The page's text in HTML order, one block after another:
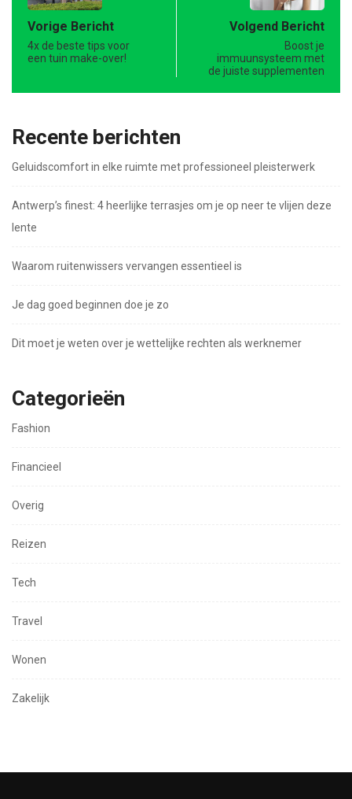
Vorige Bericht
4x de beste tips voor
een tuin make-over!
Volgend Bericht
Boost je
immuunsysteem met
de juiste supplementen
Recente berichten
Geluidscomfort in elke ruimte met professioneel pleisterwerk
Antwerp’s finest: 4 heerlijke terrasjes om je op neer te vlijen deze
lente
Waarom ruitenwissers vervangen essentieel is
Je dag goed beginnen doe je zo
Dit moet je weten over je wettelijke rechten als werknemer
Categorieën
Fashion
Financieel
Overig
Reizen
Tech
Travel
Wonen
Zakelijk